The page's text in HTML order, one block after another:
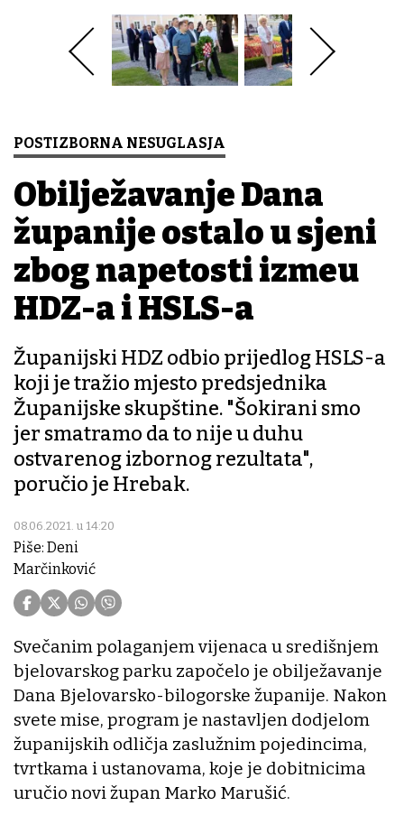
POSTIZBORNA NESUGLASJA
Obilježavanje Dana
županije ostalo u sjeni
zbog napetosti između
HDZ-a i HSLS-a
Županijski HDZ odbio prijedlog HSLS-a
koji je tražio mjesto predsjednika
Županijske skupštine. "Šokirani smo
jer smatramo da to nije u duhu
ostvarenog izbornog rezultata",
poručio je Hrebak.
08.06.2021. u 14:20
Piše: Deni
Marčinković
Svečanim polaganjem vijenaca u središnjem
bjelovarskog parku započelo je obilježavanje
Dana Bjelovarsko-bilogorske županije. Nakon
svete mise, program je nastavljen dodjelom
županijskih odličja zaslužnim pojedincima,
tvrtkama i ustanovama, koje je dobitnicima
uručio novi župan Marko Marušić.